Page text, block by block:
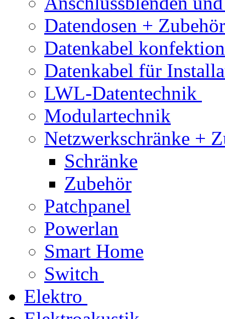
Datendosen + Zubehör
Datenkabel
Datenkabel für
LWL-Datentechnik
Modulartechnik
Netzwerkschränke +
Schränke
Zubehör
Patchpanel
Powerlan
Smart Home
Switch
Elektro